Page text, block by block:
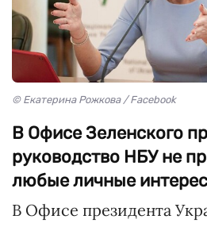
© Екатерина Рожкова / Facebook
В Офисе Зеленского
руководство НБУ не
любые личные
В Офисе президента